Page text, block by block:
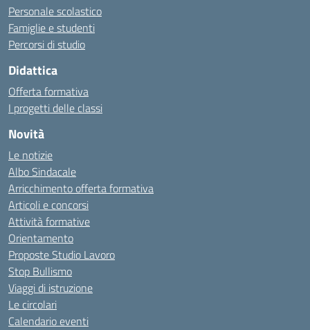
Personale scolastico
Famiglie e studenti
Percorsi di studio
Didattica
Offerta formativa
I progetti delle classi
Novità
Le notizie
Albo Sindacale
Arricchimento offerta formativa
Articoli e concorsi
Attività formative
Orientamento
Proposte Studio Lavoro
Stop Bullismo
Viaggi di istruzione
Le circolari
Calendario eventi